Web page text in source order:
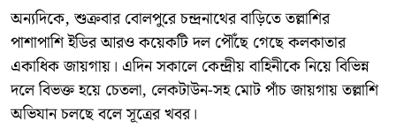
অন্যদিকে, শুক্রবার বোলপুরে চন্দ্রনাথের বাড়িতে তল্লাশির
পাশাপাশি ইডির আরও কয়েকটি দল পৌঁছে গেছে কলকাতার
একাধিক জায়গায়। এদিন সকালে কেন্দ্রীয় বাহিনীকে নিয়ে বিভিন্ন
দলে বিভক্ত হয়ে চেতলা, লেকটাউন-সহ মোট পাঁচ জায়গায় তল্লাশি
অভিযান চলছে বলে সূত্রের খবর।